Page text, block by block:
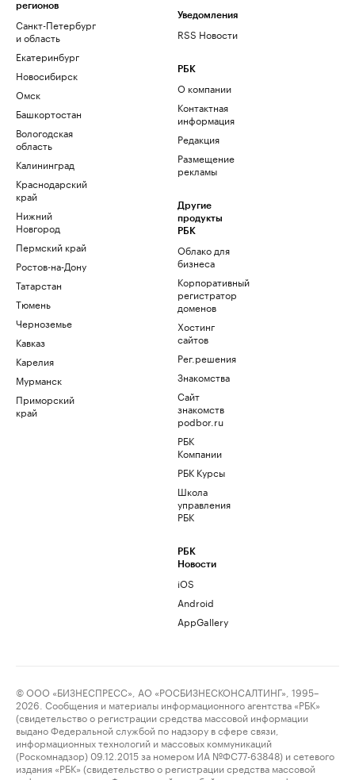
регионов
Санкт-Петербург
и область
Екатеринбург
Новосибирск
Омск
Башкортостан
Вологодская
область
Калининград
Краснодарский
край
Нижний
Новгород
Пермский край
Ростов-на-Дону
Татарстан
Тюмень
Черноземье
Кавказ
Карелия
Мурманск
Приморский
край
Уведомления
RSS Новости
РБК
О компании
Контактная
информация
Редакция
Размещение
рекламы
Другие
продукты
РБК
Облако для
бизнеса
Корпоративный
регистратор
доменов
Хостинг
сайтов
Рег.решения
Знакомства
Сайт
знакомств
podbor.ru
РБК
Компании
РБК Курсы
Школа
управления
РБК
РБК
Новости
iOS
Android
AppGallery
© ООО «БИЗНЕСПРЕСС», АО «РОСБИЗНЕСКОНСАЛТИНГ», 1995–
2026. Сообщения и материалы информационного агентства «РБК»
(свидетельство о регистрации средства массовой информации
выдано Федеральной службой по надзору в сфере связи,
информационных технологий и массовых коммуникаций
(Роскомнадзор) 09.12.2015 за номером ИА №ФС77-63848) и сетевого
издания «РБК» (свидетельство о регистрации средства массовой